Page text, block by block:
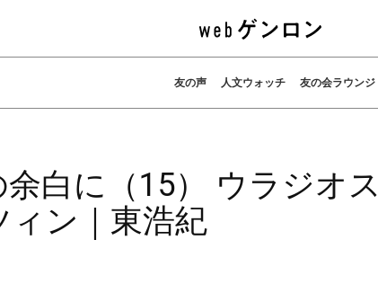
友の声 人文ウォッチ 友の会ラウンジ
白に（15） ウラジオ
ィン｜東浩紀